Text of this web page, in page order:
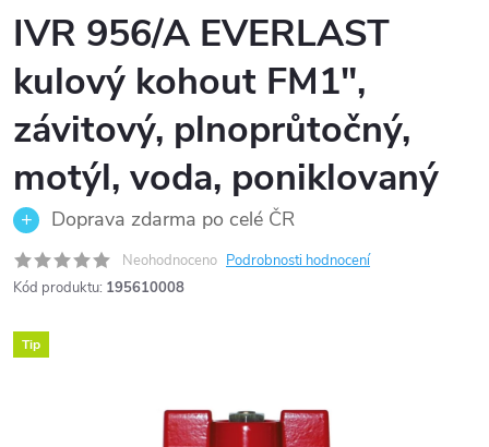
IVR 956/A EVERLAST
kulový kohout FM1",
závitový, plnoprůtočný,
motýl, voda, poniklovaný
Doprava zdarma po celé ČR
Neohodnoceno Podrobnosti hodnocení
Kód produktu: 195610008
Tip